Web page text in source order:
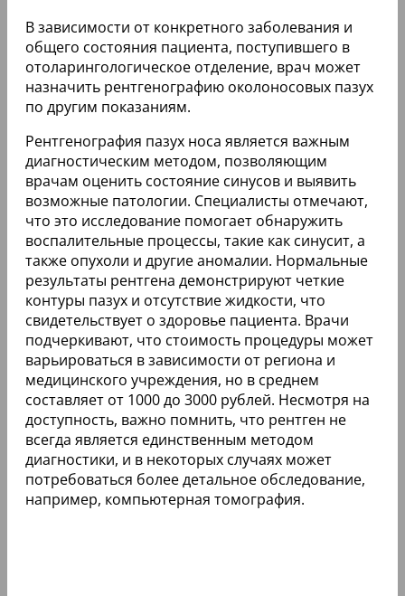
В зависимости от конкретного заболевания и
общего состояния пациента, поступившего в
отоларингологическое отделение, врач может
назначить рентгенографию околоносовых пазух
по другим показаниям.
Рентгенография пазух носа является важным
диагностическим методом, позволяющим
врачам оценить состояние синусов и выявить
возможные патологии. Специалисты отмечают,
что это исследование помогает обнаружить
воспалительные процессы, такие как синусит, а
также опухоли и другие аномалии. Нормальные
результаты рентгена демонстрируют четкие
контуры пазух и отсутствие жидкости, что
свидетельствует о здоровье пациента. Врачи
подчеркивают, что стоимость процедуры может
варьироваться в зависимости от региона и
медицинского учреждения, но в среднем
составляет от 1000 до 3000 рублей. Несмотря на
доступность, важно помнить, что рентген не
всегда является единственным методом
диагностики, и в некоторых случаях может
потребоваться более детальное обследование,
например, компьютерная томография.